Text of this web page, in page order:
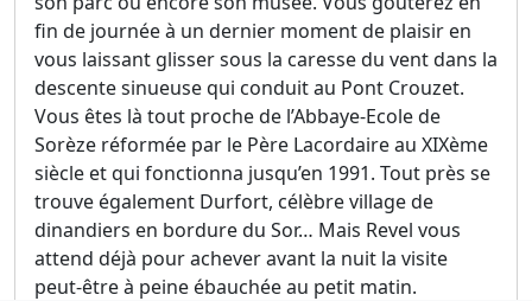
fin de journée à un dernier moment de plaisir en
vous laissant glisser sous la caresse du vent dans la
descente sinueuse qui conduit au Pont Crouzet.
Vous êtes là tout proche de l’Abbaye-Ecole de
Sorèze réformée par le Père Lacordaire au XIXème
siècle et qui fonctionna jusqu’en 1991. Tout près se
trouve également Durfort, célèbre village de
dinandiers en bordure du Sor… Mais Revel vous
attend déjà pour achever avant la nuit la visite
peut-être à peine ébauchée au petit matin.